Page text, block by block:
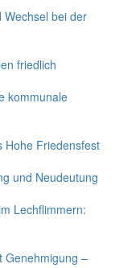
Wechsel bei der
friedlich
kommunale
Hohe Friedensfest
und Neudeutung
Lech­flim­mern:
Genehmigung –